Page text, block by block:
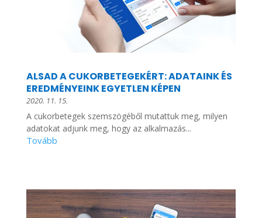
ALSAD A CUKORBETEGEKÉRT: ADATAINK ÉS
EREDMÉNYEINK EGYETLEN KÉPEN
2020. 11. 15.
A cukorbetegek szemszögéből mutattuk meg, milyen
adatokat adjunk meg, hogy az alkalmazás...